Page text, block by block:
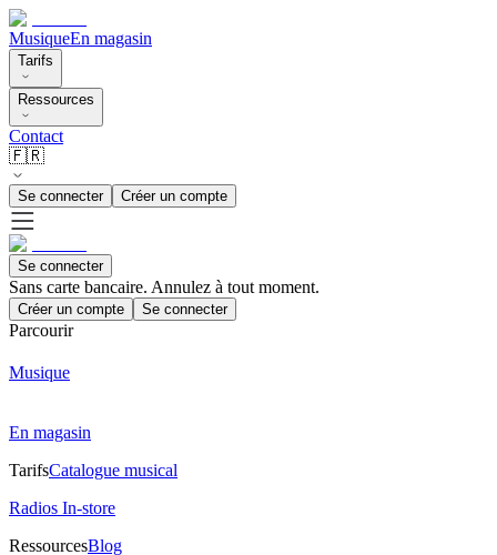
MusiqueEn magasin
Tarifs
Ressources
Contact
🇫🇷
Se connecter Créer un compte
Se connecter
Sans carte bancaire. Annulez à tout moment.
Créer un compte Se connecter
Parcourir
Musique
En magasin
TarifsCatalogue musical
Radios In-store
RessourcesBlog